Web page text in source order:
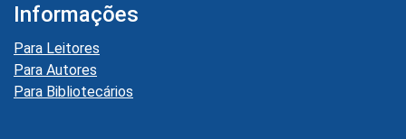
Informações
Para Leitores
Para Autores
Para Bibliotecários